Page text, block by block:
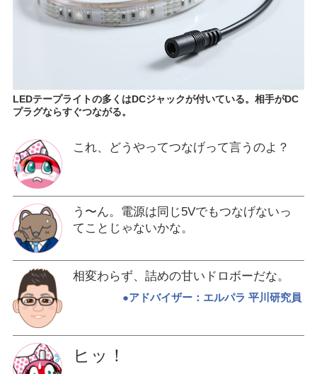
LEDテープライトの多くはDCジャックが付いている。相手がDC
プラグならすぐつながる。
これ、どうやってつなげって言うのよ？
う〜ん。電源は同じ5Vでもつなげないっ
てことじゃないかな。
相変わらず、詰めの甘いドロボーだな。
●アドバイザー：エルパラ 平川研究員
ヒッ！